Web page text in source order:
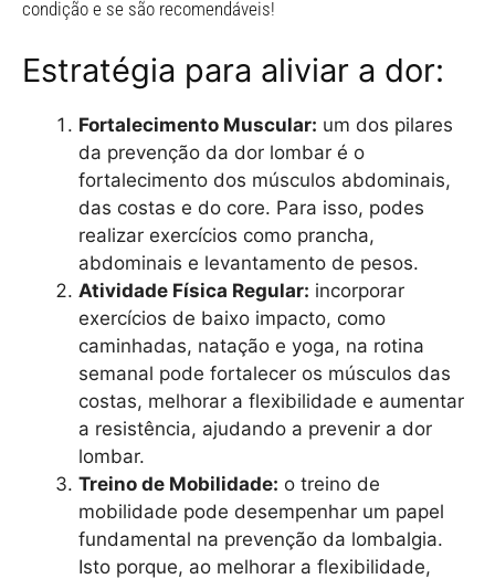
condição e se são recomendáveis!
Estratégia para aliviar a dor:
Fortalecimento Muscular: um dos pilares
da prevenção da dor lombar é o
fortalecimento dos músculos abdominais,
das costas e do core. Para isso, podes
realizar exercícios como prancha,
abdominais e levantamento de pesos.
Atividade Física Regular: incorporar
exercícios de baixo impacto, como
caminhadas, natação e yoga, na rotina
semanal pode fortalecer os músculos das
costas, melhorar a flexibilidade e aumentar
a resistência, ajudando a prevenir a dor
lombar.
Treino de Mobilidade: o treino de
mobilidade pode desempenhar um papel
fundamental na prevenção da lombalgia.
Isto porque, ao melhorar a flexibilidade,